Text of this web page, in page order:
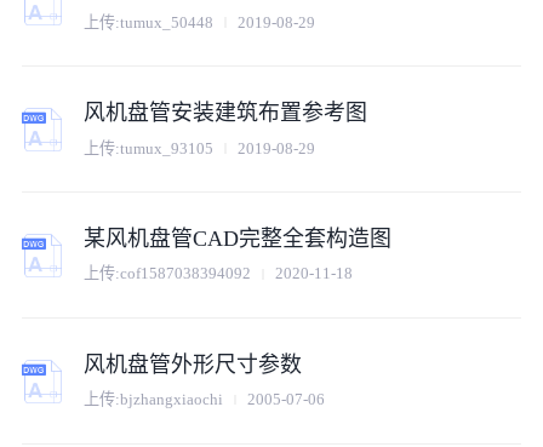
上传:tumux_50448 2019-08-29
风机盘管安装建筑布置参考图
上传:tumux_93105 2019-08-29
某风机盘管CAD完整全套构造图
上传:cof1587038394092 2020-11-18
风机盘管外形尺寸参数
上传:bjzhangxiaochi 2005-07-06